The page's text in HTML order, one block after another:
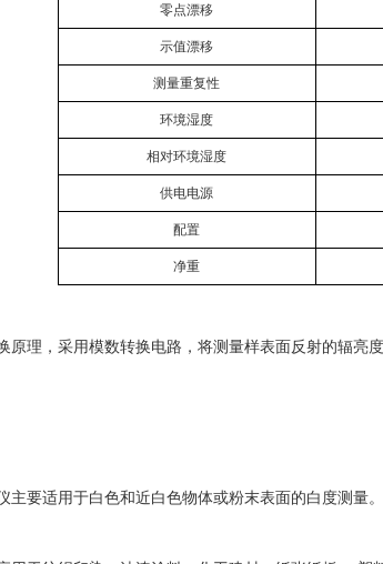
零点漂移
示值漂移
测量重复性
环境湿度
相对环境湿度
供电电源
配置
净重
原理，采用模数转换电路，将测量样表面反射的辐亮
主要适用于白色和近白色物体或粉末表面的白度测量